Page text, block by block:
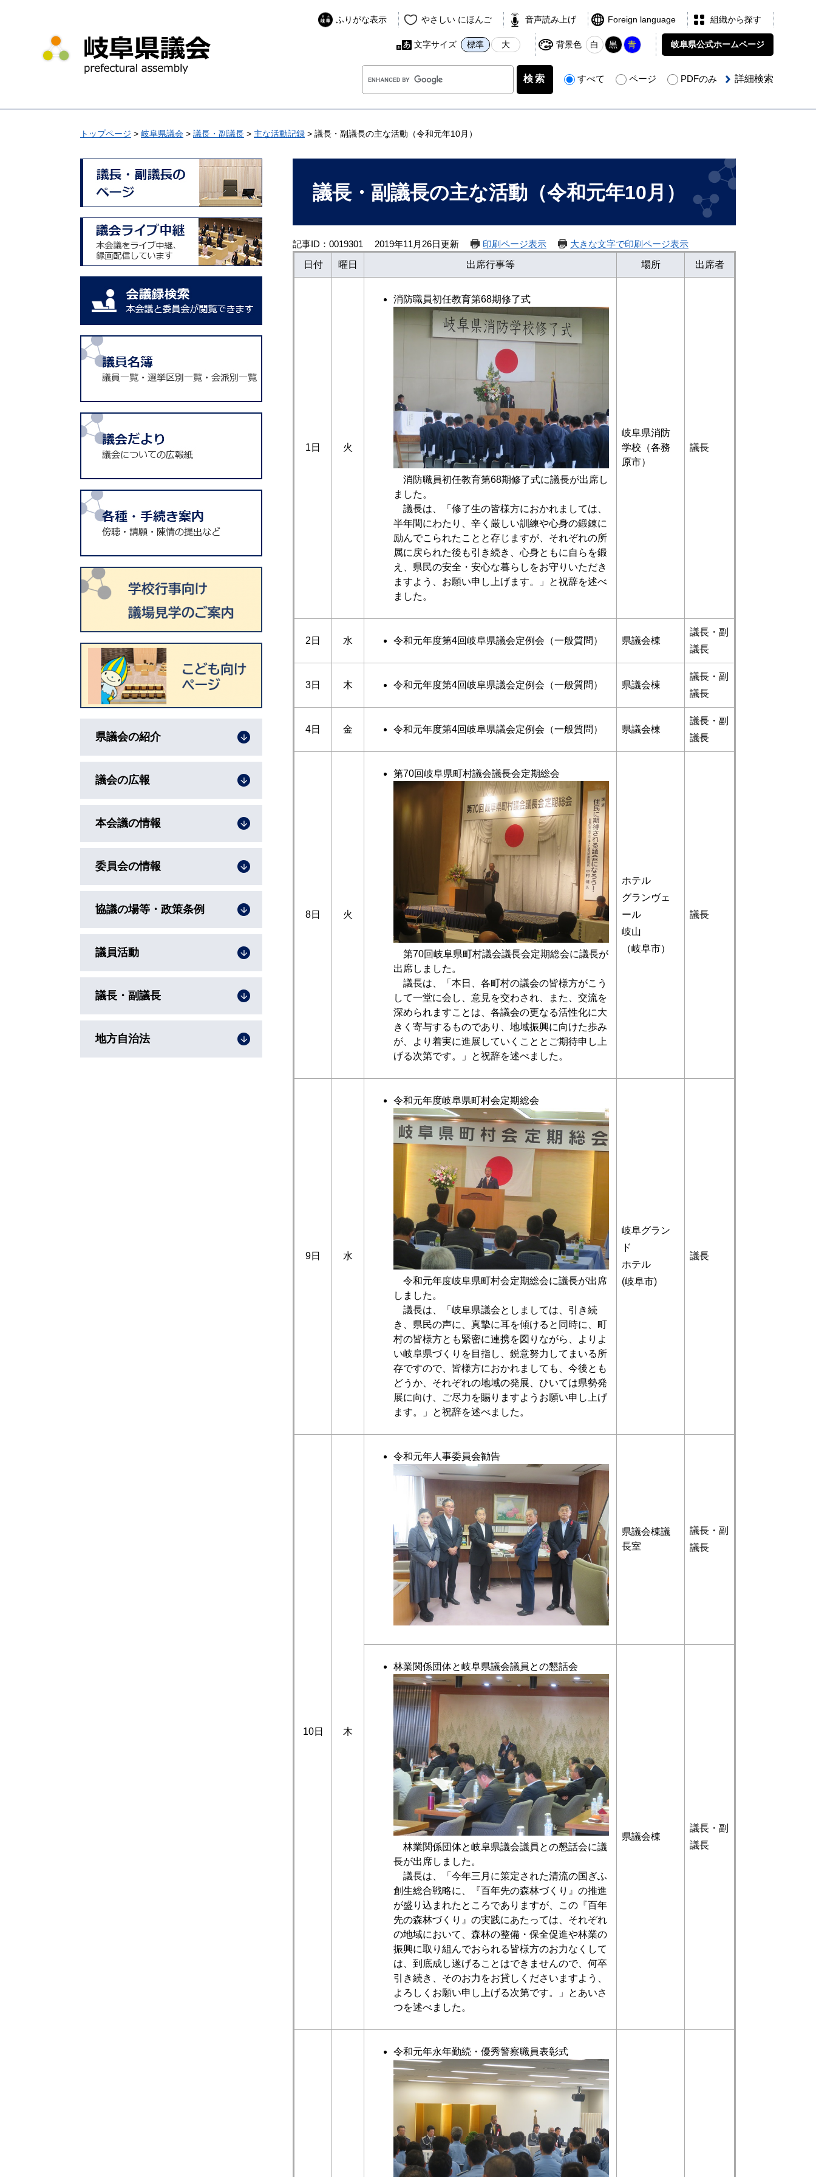
す
し
ふりがな表示 やさしい にほんご 音声読み上げ Foreign language 組織から探す
文字サイズ 標準 大 背景色 白 黒 青 岐阜県公式ホームページ
l
カ
タ
すべて ページ PDFのみ 詳細検索
トップページ > 岐阜県議会 > 議長・副議長 > 主な活動記録 > 議長・副議長の主な活動（令和元年10月）
議長・副議長の主な活動（令和元年10月）
記事ID：0019301 2019年11月26日更新 印刷ページ表示
大きな文字で印刷ページ表示
日付
曜日 出席行事等 場所 出席者
1日 火
消防職員初任教育第68期修了式
消防職員初任教育第68期修了式に議長が出席し
ました。
議長は、「修了生の皆様方におかれましては、
半年間にわたり、辛く厳しい訓練や心身の鍛錬に
励んでこられたことと存じますが、それぞれの所
属に戻られた後も引き続き、心身ともに自らを鍛
え、県民の安全・安心な暮らしをお守りいただき
ますよう、お願い申し上げます。」と祝辞を述べ
ました。
岐阜県消防
学校（各務
原市）
議長
2日 水 令和元年度第4回岐阜県議会定例会（一般質問） 県議会棟
議長・副
議長
3日 木 令和元年度第4回岐阜県議会定例会（一般質問） 県議会棟
議長・副
議長
4日 金 令和元年度第4回岐阜県議会定例会（一般質問） 県議会棟
議長・副
議長
8日 火
第70回岐阜県町村議会議長会定期総会
第70回岐阜県町村議会議長会定期総会に議長が
出席しました。
議長は、「本日、各町村の議会の皆様方がこう
して一堂に会し、意見を交わされ、また、交流を
深められますことは、各議会の更なる活性化に大
きく寄与するものであり、地域振興に向けた歩み
が、より着実に進展していくこととご期待申し上
げる次第です。」と祝辞を述べました。
ホテル
グランヴェ
ール
岐山
（岐阜市）
議長
9日 水
令和元年度岐阜県町村会定期総会
令和元年度岐阜県町村会定期総会に議長が出席
しました。
議長は、「岐阜県議会としましては、引き続
き、県民の声に、真摯に耳を傾けると同時に、町
村の皆様方とも緊密に連携を図りながら、よりよ
い岐阜県づくりを目指し、鋭意努力してまいる所
存ですので、皆様方におかれましても、今後とも
どうか、それぞれの地域の発展、ひいては県勢発
展に向け、ご尽力を賜りますようお願い申し上げ
ます。」と祝辞を述べました。
岐阜グラン
ド
ホテル
(岐阜市)
議長
10日 木
令和元年人事委員会勧告
県議会棟議
長室
議長・副
議長
林業関係団体と岐阜県議会議員との懇話会
林業関係団体と岐阜県議会議員との懇話会に議
長が出席しました。
議長は、「今年三月に策定された清流の国ぎふ
創生総合戦略に、『百年先の森林づくり』の推進
が盛り込まれたところでありますが、この『百年
先の森林づくり』の実践にあたっては、それぞれ
の地域において、森林の整備・保全促進や林業の
振興に取り組んでおられる皆様方のお力なくして
は、到底成し遂げることはできませんので、何卒
引き続き、そのお力をお貸しくださいますよう、
よろしくお願い申し上げる次第です。」とあいさ
つを述べました。
県議会棟
議長・副
議長
令和元年永年勤続・優秀警察職員表彰式
県議会の紹介
議会の広報
本会議の情報
委員会の情報
協議の場等・政策条例
議員活動
議長・副議長
地方自治法